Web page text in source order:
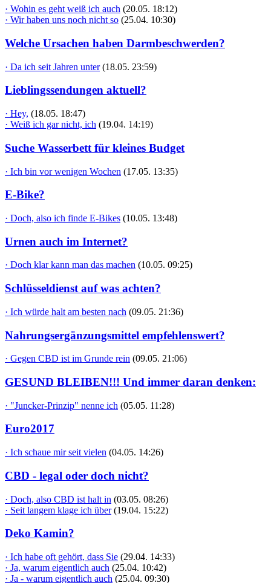
· Wohin es geht weiß ich auch (20.05. 18:12)
· Wir haben uns noch nicht so (25.04. 10:30)
Welche Ursachen haben Darmbeschwerden?
· Da ich seit Jahren unter (18.05. 23:59)
Lieblingssendungen aktuell?
· Hey, (18.05. 18:47)
· Weiß ich gar nicht, ich (19.04. 14:19)
Suche Wasserbett für kleines Budget
· Ich bin vor wenigen Wochen (17.05. 13:35)
E-Bike?
· Doch, also ich finde E-Bikes (10.05. 13:48)
Urnen auch im Internet?
· Doch klar kann man das machen (10.05. 09:25)
Schlüsseldienst auf was achten?
· Ich würde halt am besten nach (09.05. 21:36)
Nahrungsergänzungsmittel empfehlenswert?
· Gegen CBD ist im Grunde rein (09.05. 21:06)
GESUND BLEIBEN!!! Und immer daran denken:
· "Juncker-Prinzip" nenne ich (05.05. 11:28)
Euro2017
· Ich schaue mir seit vielen (04.05. 14:26)
CBD - legal oder doch nicht?
· Doch, also CBD ist halt in (03.05. 08:26)
· Seit langem klage ich über (19.04. 15:22)
Deko Kamin?
· Ich habe oft gehört, dass Sie (29.04. 14:33)
· Ja, warum eigentlich auch (25.04. 10:42)
· Ja - warum eigentlich auch (25.04. 09:30)